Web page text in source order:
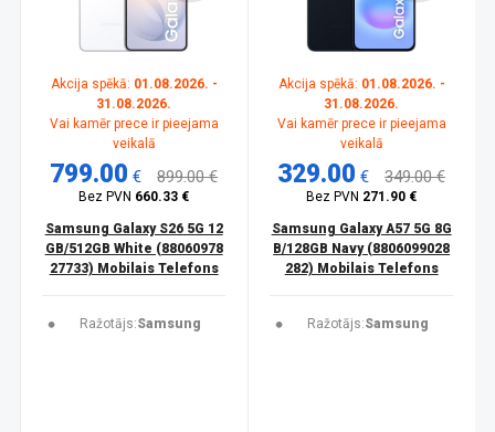
Akcija spēkā: 01.08.2026. -
31.08.2026.
Vai kamēr prece ir pieejama
veikalā
799.00 € 899.00 €
Bez PVN 660.33 €
Samsung Galaxy S26 5G 12
GB/512GB White (88060978
27733) Mobilais Telefons
Ražotājs:Samsung
Akcija spēkā: 01.08.2026. -
31.08.2026.
Vai kamēr prece ir pieejama
veikalā
329.00 € 349.00 €
Bez PVN 271.90 €
Samsung Galaxy A57 5G 8G
B/128GB Navy (8806099028
282) Mobilais Telefons
Ražotājs:Samsung